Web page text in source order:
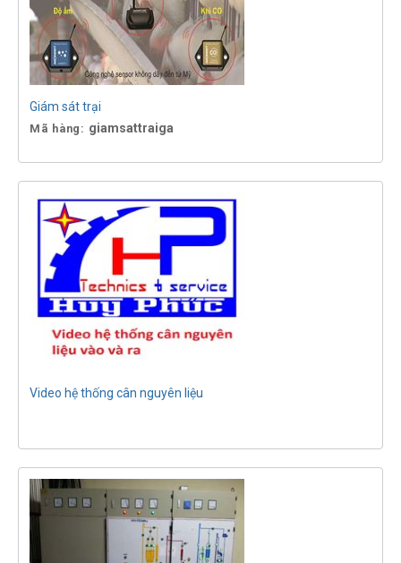
Giám sát trại
Mã hàng: giamsattraiga
Video hệ thống cân nguyên liệu